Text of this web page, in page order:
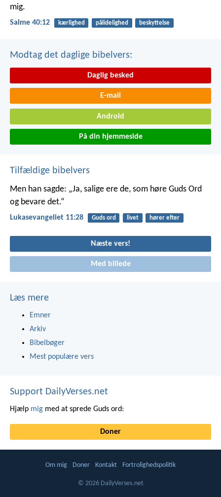
mig.
Salme 40:12 kærlighed pålidelighed beskyttelse
Modtag det daglige bibelvers:
Daglig besked
E-mail
Android
På din hjemmeside
Tilfældige bibelvers
Men han sagde: „Ja, salige ere de, som høre Guds Ord
og bevare det.“
Lukasevangeliet 11:28 Guds ord livet hører efter
Næste vers!
Med billede
Læs mere
Emner
Arkiv
Bibelbøger
Mest populære vers
Support DailyVerses.net
Hjælp mig med at sprede Guds ord:
Doner
Om mig Doner Kontakt Fortrolighedspolitik
© 2026 DailyVerses.net